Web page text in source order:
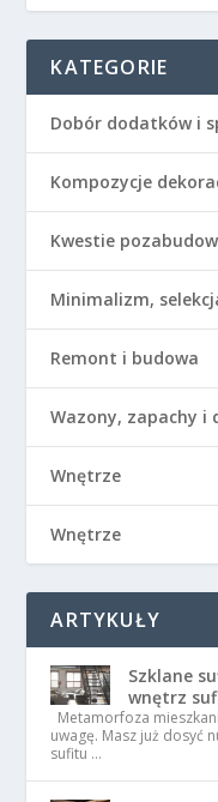
KATEGORIE
Dobór dodatków i
Kompozycje
Kwestie
Minimalizm,
Remont i budowa
Wazony, zapachy i
Wnętrze
Wnętrze
ARTYKUŁY
Szklane
wnętrz
Metamorfoza
uwagę. Masz już dosyć
sufitu …